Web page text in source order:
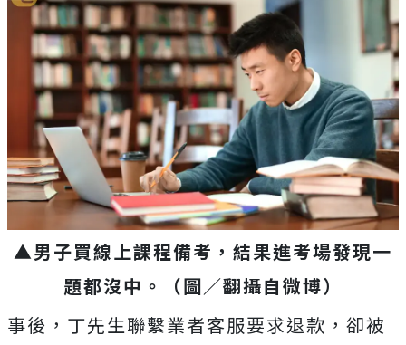
▲男子買線上課程備考，結果進考場發現一
題都沒中。（圖／翻攝自微博）
事後，丁先生聯繫業者客服要求退款，卻被